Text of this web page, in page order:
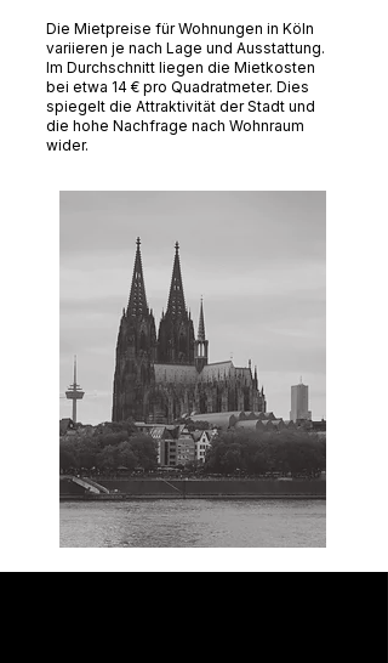
Die Mietpreise für Wohnungen in Köln
variieren je nach Lage und Ausstattung.
Im Durchschnitt liegen die Mietkosten
bei etwa 14 € pro Quadratmeter. Dies
spiegelt die Attraktivität der Stadt und
die hohe Nachfrage nach Wohnraum
wider.